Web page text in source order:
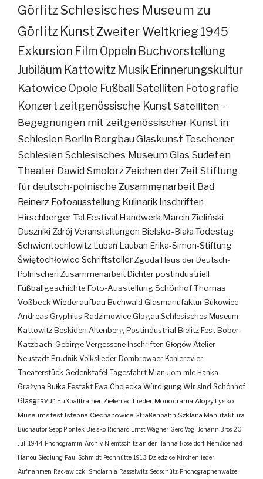
GörlitzSchlesisches Museum zu
Görlitz KunstZweiter Weltkrieg 1945
Exkursion Film Oppeln Buchvorstellung
Jubiläum Kattowitz Musik Erinnerungskultur
KatowiceOpole FußballSatelliten Fotografie
Konzertzeitgenössische Kunst Satelliten –
Begegnungen mit zeitgenössischer Kunst in
Schlesien Berlin BergbauGlaskunst Teschener
Schlesien Schlesisches MuseumGlas Sudeten
Theater Dawid Smolorz Zeichen der Zeit Stiftung
für deutsch-polnische Zusammenarbeit Bad
Reinerz Fotoausstellung Kulinarik Inschriften
Hirschberger Tal Festival Handwerk Marcin Zieliński
Duszniki Zdrój Veranstaltungen Bielsko-Biała Todestag
Schwientochlowitz
Lubań Lauban Erika-Simon-Stiftung
Świętochłowice SchriftstellerZgoda Haus der Deutsch-
Polnischen ZusammenarbeitDichterpostindustriell
Fußballgeschichte Foto-AusstellungSchönhofThomas
VoßbeckWiederaufbau Buchwald Glasmanufaktur Bukowiec
Andreas Gryphius Radzimowice Glogau Schlesisches Museum
Kattowitz Beskiden Altenberg Postindustrial Bielitz Fest Bober-
Katzbach-Gebirge Vergessene Inschriften Głogów Atelier
Neustadt Prudnik Volkslieder Dombrowaer Kohlerevier
Theaterstück Gedenktafel Tagesfahrt Mianujom mie Hanka
Grażyna Bułka Festakt Ewa Chojecka Würdigung Wir sind Schönhof
Glasgravur Fußballtrainer Zieleniec Lieder Monodrama Alojzy Lysko
Museumsfest Istebna Ciechanowice Straßenbahn Szklana Manufaktura
Buchautor Sepp Piontek Bielsko Richard Ernst Wagner Gero Vogl Johann Bros 20.
Juli 1944 Phonogramm-Archiv Niemtschitz an der Hanna Roseldorf Némčice nad
Hanou Siedlung Paul Schmidt Pechhütte 1913 Dziedzice Kirchenlieder
Aufnahmen Racławiczki Smolarnia Rasselwitz Sedschütz Phonographenwalze